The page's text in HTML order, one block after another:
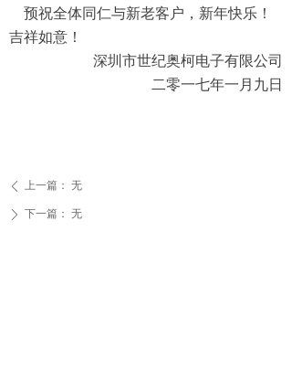
预祝全体同仁与新老客户，新年快乐！
吉祥如意！
深圳市世纪奥柯电子有限公司
二零一七年一月九日
ꄴ 上一篇： 无
ꄲ 下一篇： 无